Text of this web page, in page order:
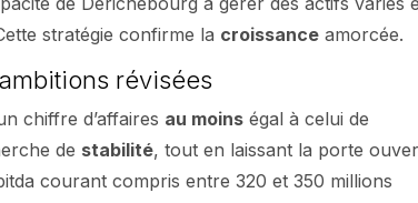
stratégie confirme la croissance amorcée.
révisées
chiffre d’affaires au moins égal à celui de
de stabilité, tout en laissant la porte
courant compris entre 320 et 350 millions